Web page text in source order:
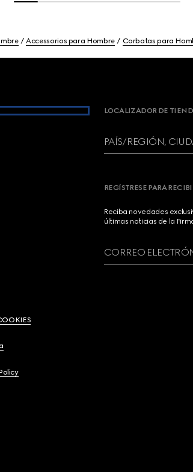
Accessorios para Hombre Corbatas para
LOCALIZADOR DE
PAÍS/REGIÓN,
REGÍSTRESE PARA
Reciba novedades
últimas noticias de la
CORREO